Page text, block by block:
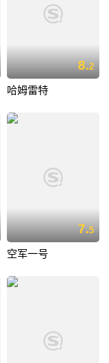
8.2
哈姆雷特
7.5
空军一号